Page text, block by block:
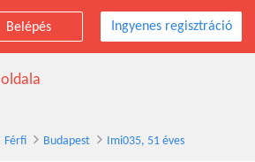
Belépés Ingyenes regisztráció
férfi, 51 éves, Budapest
Férfi Budapest Imi035, 51 éves